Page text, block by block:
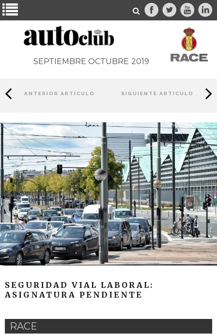
SEPTIEMBRE OCTUBRE 2019
ANTERIOR ARTÍCULO SIGUIENTE ARTÍCULO
SEGURIDAD VIAL LABORAL:
ASIGNATURA PENDIENTE
RACE